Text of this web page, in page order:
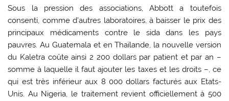
Sous la pression des associations, Abbott a toutefois
consenti, comme d’autres laboratoires, à baisser le prix des
principaux médicaments contre le sida dans les pays
pauvres. Au Guatemala et en Thaïlande, la nouvelle version
du Kaletra coûte ainsi 2 200 dollars par patient et par an –
somme à laquelle il faut ajouter les taxes et les droits –, ce
qui est très inférieur aux 8 000 dollars facturés aux Etats-
Unis. Au Nigeria, le traitement revient officiellement à 500